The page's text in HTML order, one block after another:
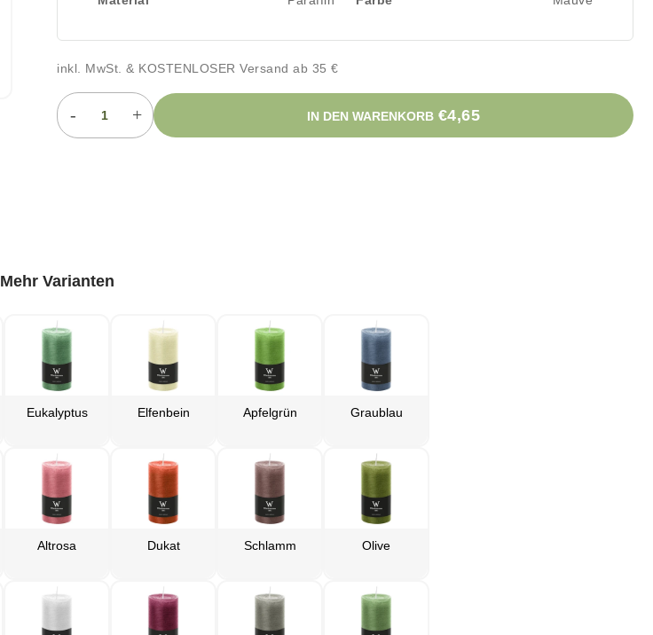
inkl. MwSt. & KOSTENLOSER Versand ab 35 €
- + IN DEN WARENKORB €4,65
Mehr Varianten
Eukalyptus Elfenbein Apfelgrün Graublau
Altrosa Dukat Schlamm Olive